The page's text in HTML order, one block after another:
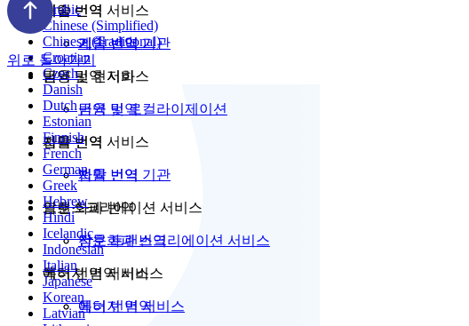
기술 번역
기술 번역 기관
번역 및 현지화
번역 및 로컬라이제이션
자막 번역
자막 번역 기관
트랜스크리에이션 서비스
전문 트랜스크리에이션 서비스
특허 번역 서비스
특허 번역 서비스
게임 번역 서비스
게임 번역
금융 번역 서비스
금융 번역
법률 번역 서비스
법률 번역
암호 화폐 번역
암호화폐 번역
에너지 번역 서비스
에너지 번역
Arabic
Chinese (Simplified)
Chinese (Traditional)
Croatian
Czech
Danish
Dutch
Estonian
Finnish
French
German
Greek
Hebrew
Hindi
Icelandic
Indonesian
Italian
Japanese
Korean
Latvian
위로 돌아가기